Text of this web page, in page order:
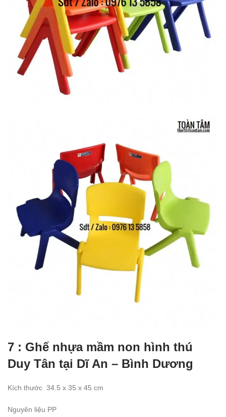
7 : Ghế nhựa mầm non hình thú
Duy Tân tại Dĩ An – Bình Dương
Kích thước 34.5 x 35 x 45 cm
Nguyên liệu PP